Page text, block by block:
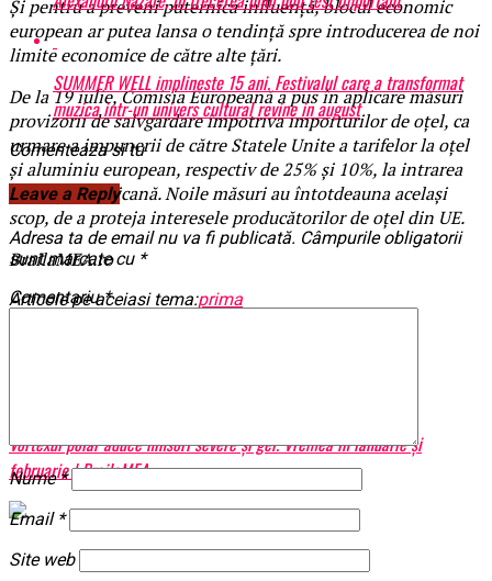
Și pentru a preveni puternica influență, blocul economic
european ar putea lansa o tendință spre introducerea de noi
limite economice de către alte țări.
De la 19 iulie, Comisia Europeană a pus în aplicare măsuri
provizorii de salvgardare împotriva importurilor de oțel, ca
urmare a impunerii de către Statele Unite a tarifelor la oțel
şi aluminiu european, respectiv de 25% și 10%, la intrarea
pe piața americană. Noile măsuri au întotdeauna același
scop, de a proteja interesele producătorilor de oțel din UE.
BrailaMEA.ro
Articole pe aceiasi tema:prima
Vortexul polar aduce ninsori severe şi ger. Vremea în ianuarie şi
februarie | BrailaMEA
SUMMER WELL implineste 15 ani. Festivalul care a transformat
muzica intr-un univers cultural revine in august
Comenteaza si tu
Leave a Reply
Adresa ta de email nu va fi publicată. Câmpurile obligatorii
sunt marcate cu *
Comentariu*
Nume*
Email *
Site web